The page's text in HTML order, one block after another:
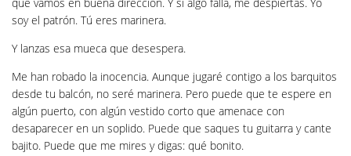
soy el patrón. Tú eres marinera.
Y lanzas esa mueca que desespera.
Me han robado la inocencia. Aunque jugaré contigo a los barquitos
desde tu balcón, no seré marinera. Pero puede que te espere en
algún puerto, con algún vestido corto que amenace con
desaparecer en un soplido. Puede que saques tu guitarra y cante
bajito. Puede que me mires y digas: qué bonito.